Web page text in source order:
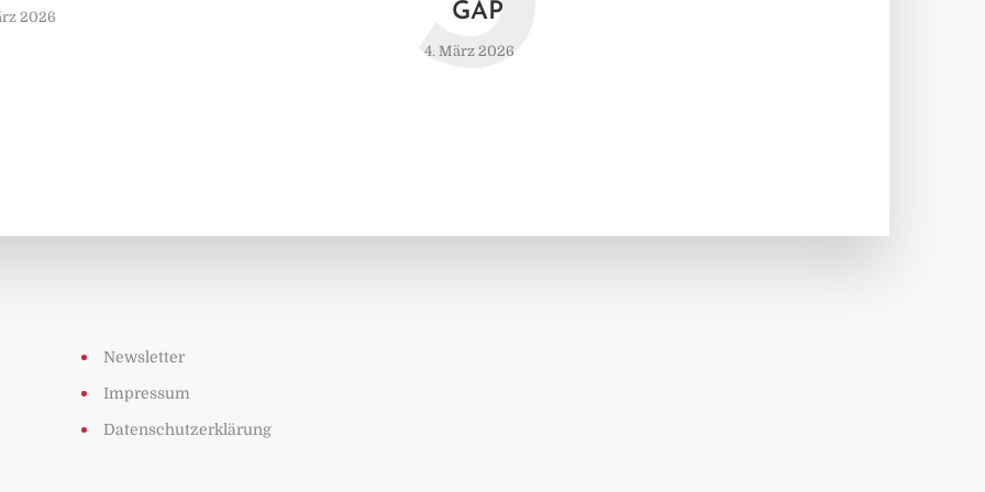
2026
GAP
4. März 2026
Newsletter
Impressum
Datenschutzerklärung